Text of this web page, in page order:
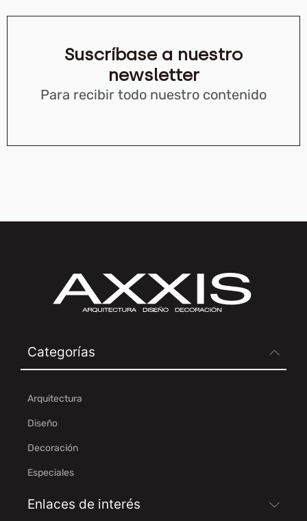
Suscríbase a nuestro
newsletter
Para recibir todo nuestro contenido
Categorías
Arquitectura
Diseño
Decoración
Especiales
Enlaces de interés